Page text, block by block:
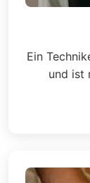
Ein
und ist